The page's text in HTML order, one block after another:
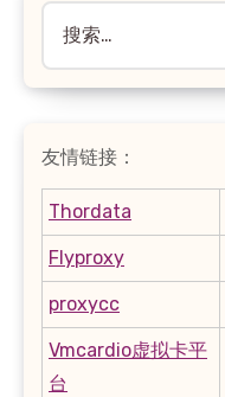
索：
友情链接：
Thordata
Flyproxy
proxycc
Vmcardio虚拟卡平
台